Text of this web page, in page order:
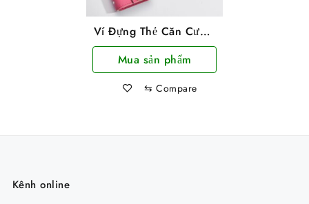
Ví Đựng Thẻ Căn Cước,
ATM Hình Gấu
Mua sản phẩm
⇆ Compare
Kênh online